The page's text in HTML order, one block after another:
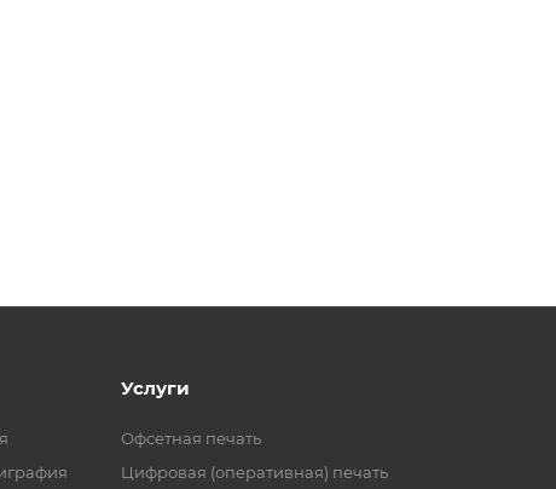
Услуги
Офсетная печать
Цифровая (оперативная) печать